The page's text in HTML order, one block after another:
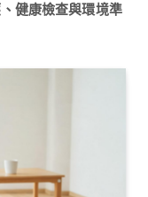
健康檢查與環境準